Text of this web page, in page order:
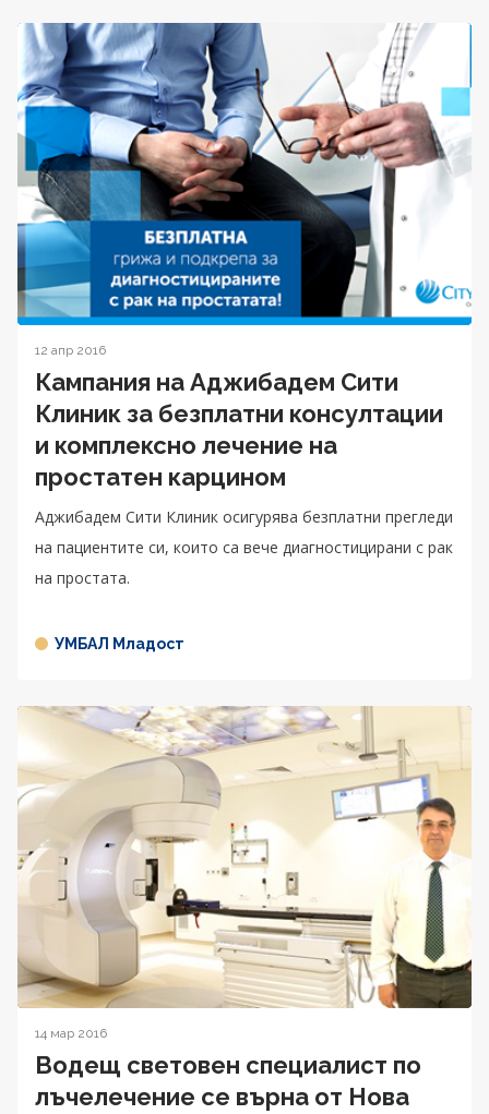
12 апр 2016
Кампания на Аджибадем Сити
Клиник за безплатни консултации
и комплексно лечение на
простатен карцином
Аджибадем Сити Клиник осигурява безплатни прегледи
на пациентите си, които са вече диагностицирани с рак
на простата.
УМБАЛ Младост
14 мар 2016
Водещ световен специалист по
лъчелечение се върна от Нова